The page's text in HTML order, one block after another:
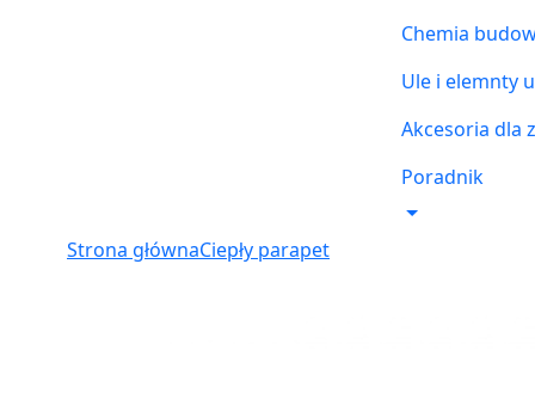
Chemia
Ule i elemnty
Akcesoria dla
Poradnik
Strona głównaCiepły parapet